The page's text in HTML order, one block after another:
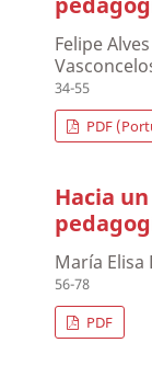
Felipe
34-55
PDF
Hacia
María Elisa
56-78
PDF